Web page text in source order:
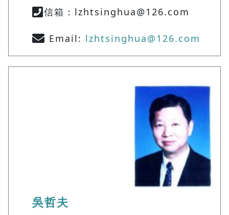
信箱：lzhtsinghua@126.com
Email: lzhtsinghua@126.com
吳哲夫